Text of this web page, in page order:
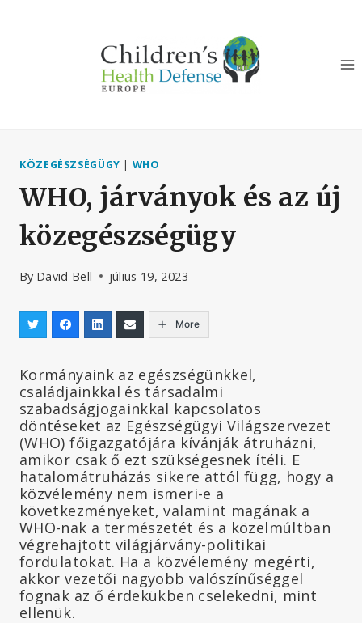
KÖZEGÉSZSÉGÜGY | WHO
WHO, járványok és az új
közegészségügy
By David Bell július 19, 2023
More
Kormányaink az egészségünkkel,
családjainkkal és társadalmi
szabadságjogainkkal kapcsolatos
döntéseket az Egészségügyi Világszervezet
(WHO) főigazgatójára kívánják átruházni,
amikor csak ő ezt szükségesnek ítéli. E
hatalomátruházás sikere attól függ, hogy a
közvélemény nem ismeri-e a
következményeket, valamint magának a
WHO-nak a természetét és a közelmúltban
végrehajtott világjárvány-politikai
fordulatokat. Ha a közvélemény megérti,
akkor vezetői nagyobb valószínűséggel
fognak az ő érdekükben cselekedni, mint
ellenük.